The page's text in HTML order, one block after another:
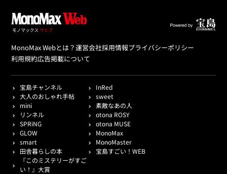
MonoMax Webとは？運営会社採用情報プライバシーポリシー
利用規約広告掲載について
宝島チャンネル
InRed
大人のおしゃれ手帖
sweet
mini
素敵なあの人
リンネル
otona ROSY
SPRiNG
otona MUSE
GLOW
MonoMax
smart
MonoMaster
田舎暮らしの本
宝島すごい！WEB
『このミステリーがすご
い！』大賞